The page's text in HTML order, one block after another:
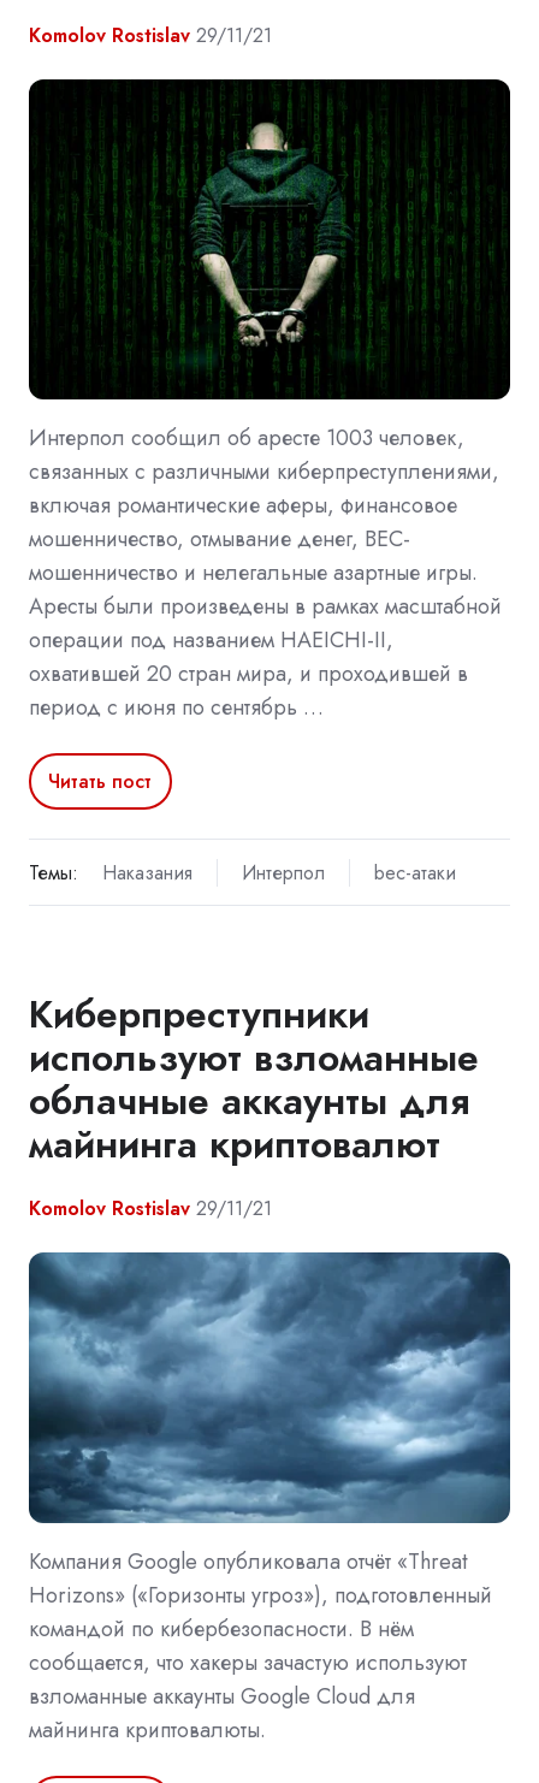
Komolov Rostislav 29/11/21
Интерпол сообщил об аресте 1003 человек,
связанных с различными киберпреступлениями,
включая романтические аферы, финансовое
мошенничество, отмывание денег, BEC-
мошенничество и нелегальные азартные игры.
Аресты были произведены в рамках масштабной
операции под названием HAEICHI-II,
охватившей 20 стран мира, и проходившей в
период с июня по сентябрь …
Читать пост
Темы: Наказания Интерпол bec-атаки
Киберпреступники
используют взломанные
облачные аккаунты для
майнинга криптовалют
Komolov Rostislav 29/11/21
Компания Google опубликовала отчёт «Threat
Horizons» («Горизонты угроз»), подготовленный
командой по кибербезопасности. В нём
сообщается, что хакеры зачастую используют
взломанные аккаунты Google Cloud для
майнинга криптовалюты.